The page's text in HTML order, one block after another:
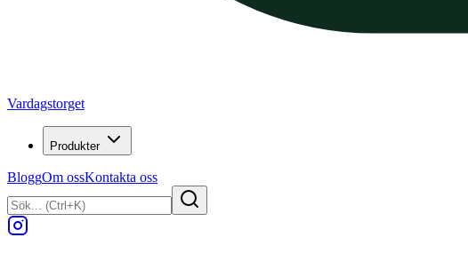
Vardagstorget
Produkter
BloggOm ossKontakta oss